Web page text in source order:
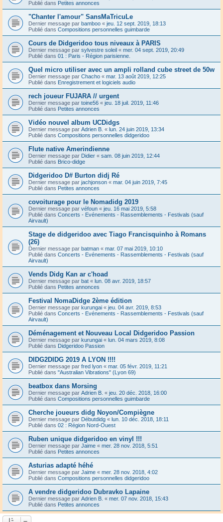
Publié dans Petites annonces
"Chanter l'amour" SansMaTricuLe
Dernier message par bamboo « jeu. 12 sept. 2019, 18:13
Publié dans Compositions personnelles guimbarde
Cours de Didgeridoo tous niveaux à PARIS
Dernier message par sylvestre soleil « mer. 04 sept. 2019, 20:49
Publié dans 01 : Paris - Région parisienne.
Quel micro utiliser avec un ampli rolland cube street de 50w
Dernier message par Chacho « mar. 13 août 2019, 12:25
Publié dans Enregistrement et logiciels audio
rech joueur FUJARA // urgent
Dernier message par toine56 « jeu. 18 juil. 2019, 11:46
Publié dans Petites annonces
Vidéo nouvel album UCDidgs
Dernier message par Adrien B. « lun. 24 juin 2019, 13:34
Publié dans Compositions personnelles didgeridoo
Flute native Amerindienne
Dernier message par Didier « sam. 08 juin 2019, 12:44
Publié dans Brico-didge
Didgeridoo D# Burton didj Ré
Dernier message par jachjonson « mar. 04 juin 2019, 7:45
Publié dans Petites annonces
covoiturage pour le Nomadidg 2019
Dernier message par véfoun « jeu. 16 mai 2019, 5:58
Publié dans Concerts - Evénements - Rassemblements - Festivals (sauf
Airvault)
Stage de didgeridoo avec Tiago Francisquinho à Romans
(26)
Dernier message par batman « mar. 07 mai 2019, 10:10
Publié dans Concerts - Evénements - Rassemblements - Festivals (sauf
Airvault)
Vends Didg Kan ar c'hoad
Dernier message par bat « lun. 08 avr. 2019, 18:57
Publié dans Petites annonces
Festival NomaDidge 2ème édition
Dernier message par kurungai « jeu. 04 avr. 2019, 8:53
Publié dans Concerts - Evénements - Rassemblements - Festivals (sauf
Airvault)
Déménagement et Nouveau Local Didgeridoo Passion
Dernier message par kurungai « lun. 04 mars 2019, 8:08
Publié dans Didgeridoo Passion
DIDG2DIDG 2019 A LYON !!!!
Dernier message par fred lyon « mar. 05 févr. 2019, 11:21
Publié dans "Australian Vibrations" (Lyon 69)
beatbox dans Morsing
Dernier message par Adrien B. « jeu. 20 déc. 2018, 16:00
Publié dans Compositions personnelles guimbarde
Cherche joueurs didg Noyon/Compiègne
Dernier message par Débutdidg « lun. 10 déc. 2018, 18:11
Publié dans 02 : Région Nord-Ouest
Ruben unique didgeridoo en vinyl !!!
Dernier message par Jaime « mer. 28 nov. 2018, 5:51
Publié dans Petites annonces
Asturias adapté héhé
Dernier message par Jaime « mer. 28 nov. 2018, 4:02
Publié dans Compositions personnelles didgeridoo
A vendre didgeridoo Dubravko Lapaine
Dernier message par Adrien B. « mer. 07 nov. 2018, 15:43
Publié dans Petites annonces